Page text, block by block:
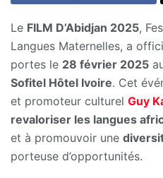
Le FILM D’Abidjan 2025,
Langues Maternelles, a
portes le 28 février 2025
Sofitel Hôtel Ivoire. Cet
et promoteur culturel Guy
revaloriser les langues
et à promouvoir une
porteuse d’opportunités.